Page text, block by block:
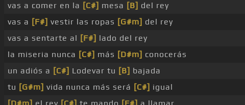
vas a comer en la [C#] mesa [B] del rey
vas a [F#] vestir las ropas [G#m] del rey
vas a sentarte al [F#] lado del rey
la miseria nunca [C#] más [D#m] conocerás
un adiós a [C#] Lodevar tu [B] bajada
tu [G#m] vida nunca más será [C#] igual